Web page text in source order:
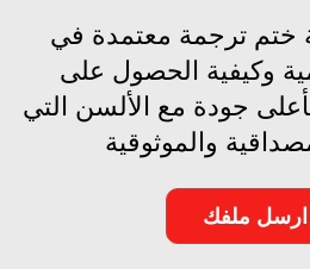
ختم ترجمة معتمدة في
وكيفية الحصول على
جودة مع الألسن التي
والموثوقية
ارسل ملفك